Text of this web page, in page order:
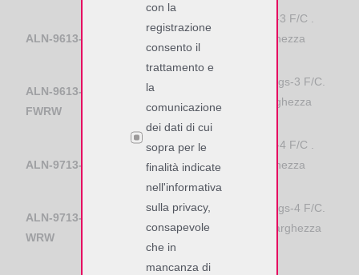
ALN-9613-FR
SIT – Dry inlay, wide web, Higgs-3 F/C .
Dimensioni: 12mm x 9mm. Larghezza
ALN-9613-
FWRW
SIT – Film Label stampabile, Higgs-3 F/C.
Dimensioni: 19mm x 13mm. Larghezza
rotolo: 60mm
ALN-9713-R
SIT – Dry inlay, wide web, Higgs-4 F/C .
Dimensioni: 12mm x 9mm. Larghezza
rotolo: 33mm
ALN-9713-
WRW
SIT – Film Label stampabile, Higgs-4 F/C.
Dimensioni: 19mm x 12.7mm. Larghezza
rotolo: 33mm
con la
registrazione
consento il
trattamento e
la
comunicazione
dei dati di cui
sopra per le
finalità indicate
nell'informativa
sulla privacy,
consapevole
che in
mancanza di